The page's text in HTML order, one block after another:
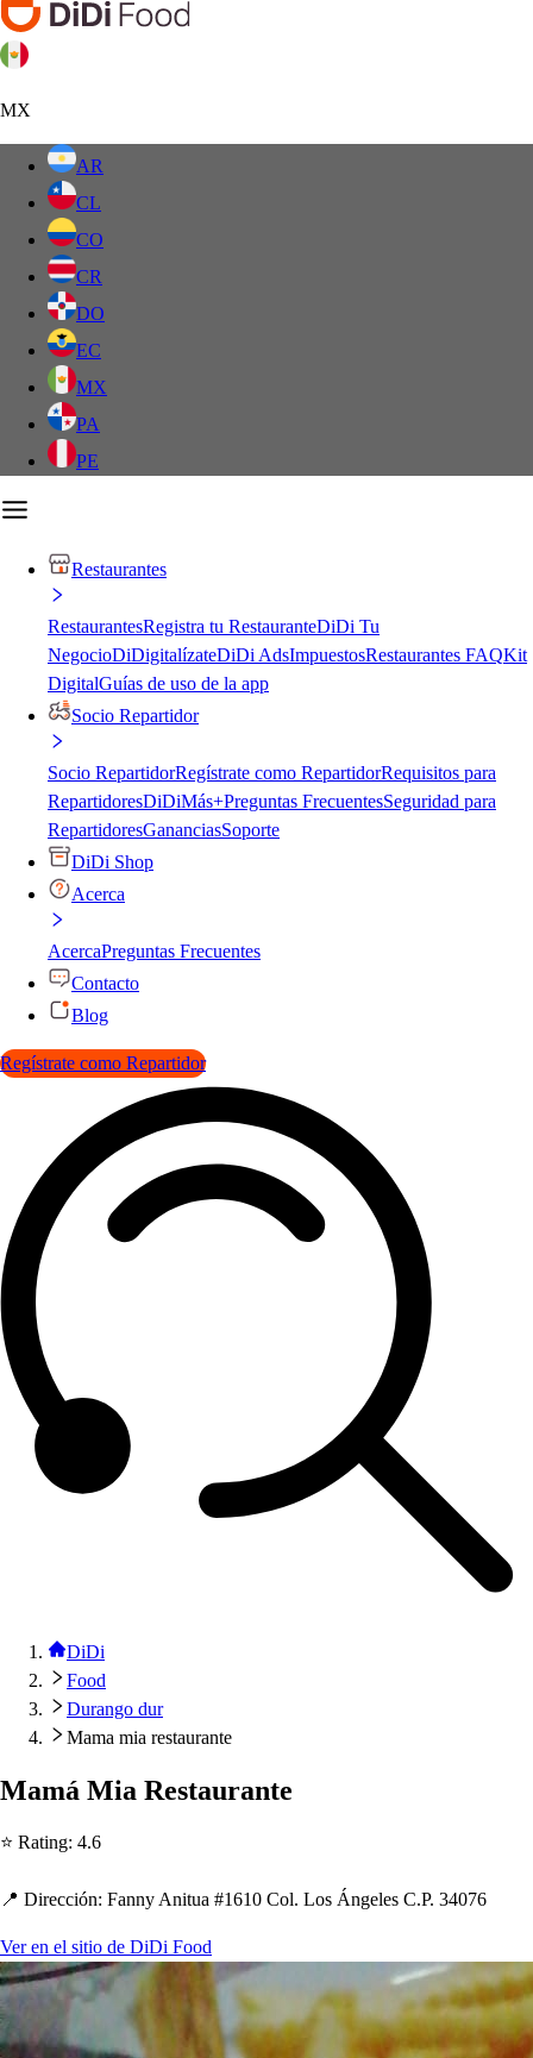
MX
AR
CL
CO
CR
DO
EC
MX
PA
PE
Restaurantes
RestaurantesRegistra tu RestauranteDiDi Tu
NegocioDiDigitalízateDiDi AdsImpuestosRestaurantes FAQKit
DigitalGuías de uso de la app
Socio Repartidor
Socio RepartidorRegístrate como RepartidorRequisitos para
RepartidoresDiDiMás+Preguntas FrecuentesSeguridad para
RepartidoresGananciasSoporte
DiDi Shop
Acerca
AcercaPreguntas Frecuentes
Contacto
Blog
Regístrate como Repartidor
DiDi
Food
Durango dur
Mama mia restaurante
Mamá Mia Restaurante
⭐ Rating: 4.6
📍 Dirección: Fanny Anitua #1610 Col. Los Ángeles C.P. 34076
Ver en el sitio de DiDi Food